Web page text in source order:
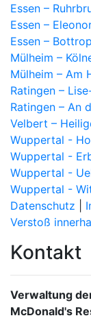
Essen –
Essen –
Essen –
Mülheim –
Mülheim – Am
Ratingen –
Ratingen – An
Velbert –
Wuppertal -
Wuppertal -
Wuppertal -
Wuppertal -
Datenschutz
Verstoß
Kontakt
Verwaltung
McDonald's